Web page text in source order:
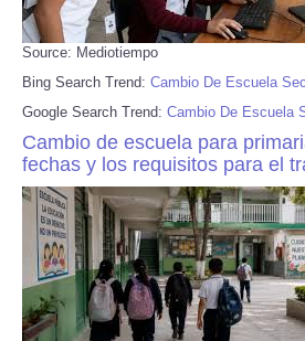
Source: Mediotiempo
Bing Search Trend: Cambio De Escuela
Google Search Trend: Cambio De Escuela
Cambio de escuela para
fechas y los requisitos para el